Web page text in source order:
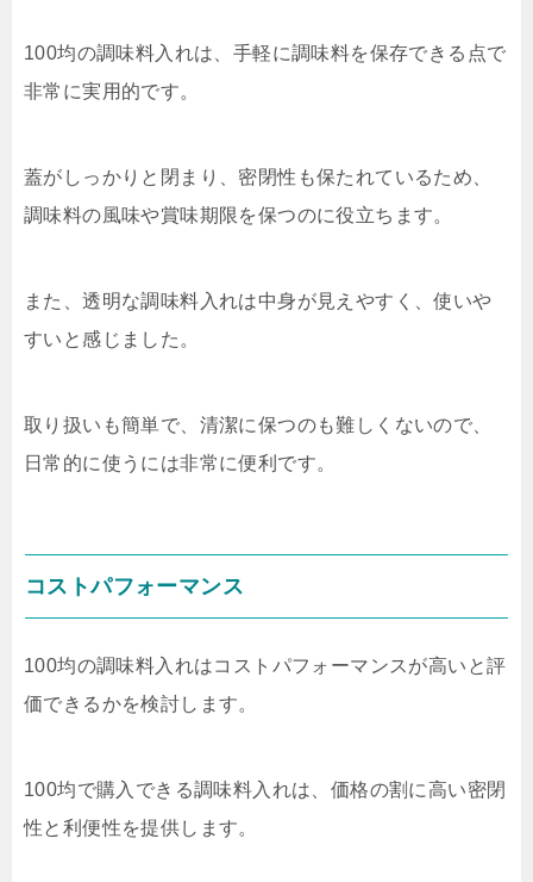
100均の調味料入れは、手軽に調味料を保存できる点で
非常に実用的です。
蓋がしっかりと閉まり、密閉性も保たれているため、
調味料の風味や賞味期限を保つのに役立ちます。
また、透明な調味料入れは中身が見えやすく、使いや
すいと感じました。
取り扱いも簡単で、清潔に保つのも難しくないので、
日常的に使うには非常に便利です。
コストパフォーマンス
100均の調味料入れはコストパフォーマンスが高いと評
価できるかを検討します。
100均で購入できる調味料入れは、価格の割に高い密閉
性と利便性を提供します。